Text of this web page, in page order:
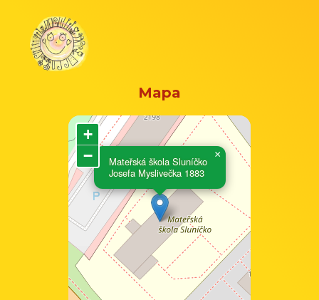
Mapa
Mateřská škola Sluníčko
Josefa Myslivečka 1883
×
+
−